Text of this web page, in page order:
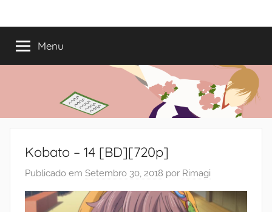
paraMundo
do
Shoujo
anos
a
romances
Menu
Kobato – 14 [BD][720p]
Publicado em Setembro 30, 2018 por Rimagi